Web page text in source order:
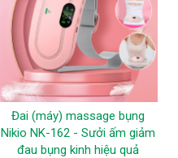
Đai (máy) massage bụng
Nikio NK-162 - Sưởi ấm giảm
đau bụng kinh hiệu quả